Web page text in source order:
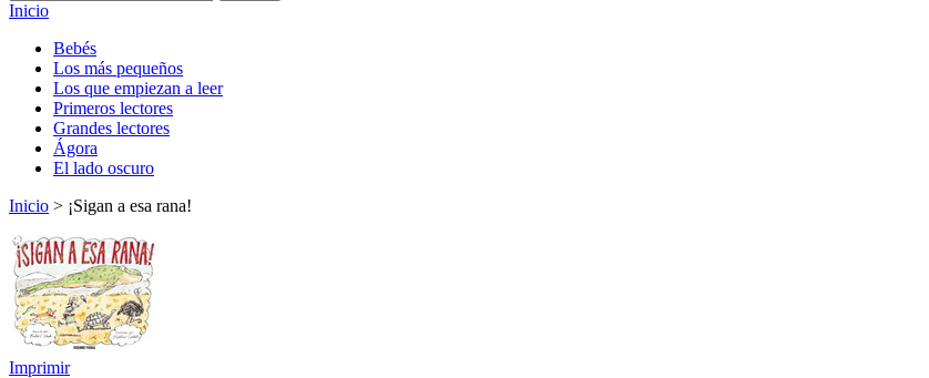
Inicio
Bebés
Los más pequeños
Los que empiezan a leer
Primeros lectores
Grandes lectores
Ágora
El lado oscuro
Inicio > ¡Sigan a esa rana!
Imprimir